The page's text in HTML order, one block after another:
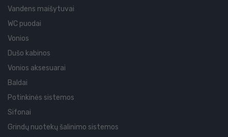
Vandens maišytuvai
WC puodai
Vonios
Dušo kabinos
Vonios aksesuarai
Baldai
Potinkinės sistemos
Sifonai
Grindų nuotekų šalinimo sistemos